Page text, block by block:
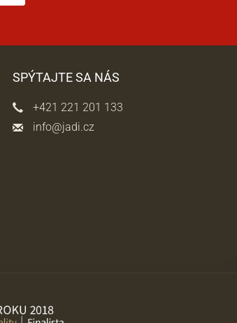
SPÝTAJTE SA NÁS
+421 221 201 133
info@jadi.cz